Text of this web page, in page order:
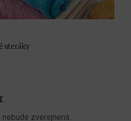
uteráky
zverejnená.